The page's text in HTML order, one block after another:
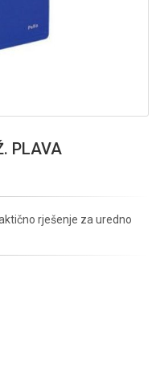
PLAVA
rješenje za uredno